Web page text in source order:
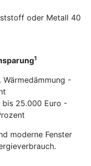
oder Metall 40
1
Wärmedämmung -
bis 25.000 Euro -
moderne Fenster